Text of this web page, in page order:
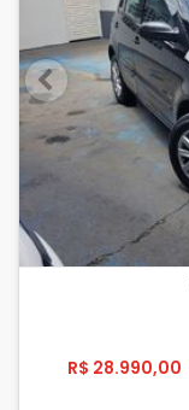
R$ 28.990,00